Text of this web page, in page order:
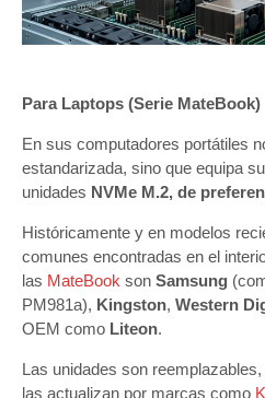
Para Laptops (Serie MateBook)
En sus computadores portátiles
estandarizada, sino que equipa
unidades NVMe M.2, de
Históricamente y en modelos
comunes encontradas en el
las MateBook son Samsung
PM981a), Kingston, Western
OEM como Liteon.
Las unidades son
las actualizan por marcas como